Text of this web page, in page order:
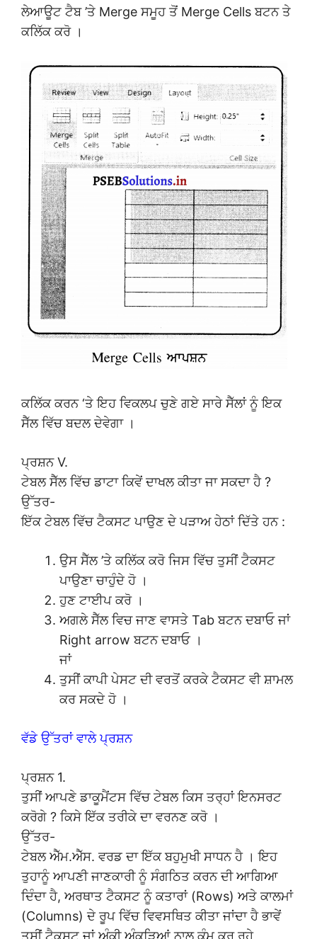
ਲੇਆਊਟ ਟੈਬ ’ਤੇ Merge ਸਮੂਹ ਤੋਂ Merge Cells ਬਟਨ ਤੇ
ਕਲਿੱਕ ਕਰੋ ।
ਕਲਿੱਕ ਕਰਨ ‘ਤੇ ਇਹ ਵਿਕਲਪ ਚੁਣੇ ਗਏ ਸਾਰੇ ਸੈੱਲਾਂ ਨੂੰ ਇਕ
ਸੈੱਲ ਵਿੱਚ ਬਦਲ ਦੇਵੇਗਾ ।
ਪ੍ਰਸ਼ਨ V.
ਟੇਬਲ ਸੈੱਲ ਵਿੱਚ ਡਾਟਾ ਕਿਵੇਂ ਦਾਖਲ ਕੀਤਾ ਜਾ ਸਕਦਾ ਹੈ ?
ਉੱਤਰ-
ਇੱਕ ਟੇਬਲ ਵਿੱਚ ਟੈਕਸਟ ਪਾਉਣ ਦੇ ਪੜਾਅ ਹੇਠਾਂ ਦਿੱਤੇ ਹਨ :
ਉਸ ਸੈੱਲ ’ਤੇ ਕਲਿੱਕ ਕਰੋ ਜਿਸ ਵਿੱਚ ਤੁਸੀਂ ਟੈਕਸਟ
ਪਾਉਣਾ ਚਾਹੁੰਦੇ ਹੋ ।
ਹੁਣ ਟਾਈਪ ਕਰੋ ।
ਅਗਲੇ ਸੈੱਲ ਵਿਚ ਜਾਣ ਵਾਸਤੇ Tab ਬਟਨ ਦਬਾਓ ਜਾਂ
Right arrow ਬਟਨ ਦਬਾਓ ।
ਜਾਂ
ਤੁਸੀਂ ਕਾਪੀ ਪੇਸਟ ਦੀ ਵਰਤੋਂ ਕਰਕੇ ਟੈਕਸਟ ਵੀ ਸ਼ਾਮਲ
ਕਰ ਸਕਦੇ ਹੋ ।
ਵੱਡੇ ਉੱਤਰਾਂ ਵਾਲੇ ਪ੍ਰਸ਼ਨ
ਪ੍ਰਸ਼ਨ 1.
ਤੁਸੀਂ ਆਪਣੇ ਡਾਕੂਮੈਂਟਸ ਵਿੱਚ ਟੇਬਲ ਕਿਸ ਤਰ੍ਹਾਂ ਇਨਸਰਟ
ਕਰੋਗੇ ? ਕਿਸੇ ਇੱਕ ਤਰੀਕੇ ਦਾ ਵਰਨਣ ਕਰੋ ।
ਉੱਤਰ-
ਟੇਬਲ ਐੱਮ.ਐੱਸ. ਵਰਡ ਦਾ ਇੱਕ ਬਹੁਮੁਖੀ ਸਾਧਨ ਹੈ । ਇਹ
ਤੁਹਾਨੂੰ ਆਪਣੀ ਜਾਣਕਾਰੀ ਨੂੰ ਸੰਗਠਿਤ ਕਰਨ ਦੀ ਆਗਿਆ
ਦਿੰਦਾ ਹੈ, ਅਰਥਾਤ ਟੈਕਸਟ ਨੂੰ ਕਤਾਰਾਂ (Rows) ਅਤੇ ਕਾਲਮਾਂ
(Columns) ਦੇ ਰੂਪ ਵਿੱਚ ਵਿਵਸਥਿਤ ਕੀਤਾ ਜਾਂਦਾ ਹੈ ਭਾਵੇਂ
ਤੁਸੀਂ ਟੈਕਸਟ ਜਾਂ ਅੰਕੀ ਅੰਕੜਿਆਂ ਨਾਲ ਕੰਮ ਕਰ ਰਹੇ